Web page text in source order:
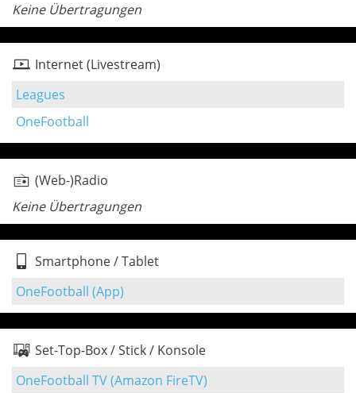
Keine Übertragungen
Internet (Livestream)
Leagues
OneFootball
(Web-)Radio
Keine Übertragungen
Smartphone / Tablet
OneFootball (App)
Set-Top-Box / Stick / Konsole
OneFootball TV (Amazon FireTV)